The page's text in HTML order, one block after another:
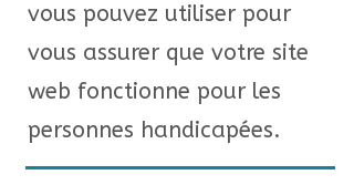
vous pouvez utiliser pour
vous assurer que votre site
web fonctionne pour les
personnes handicapées.